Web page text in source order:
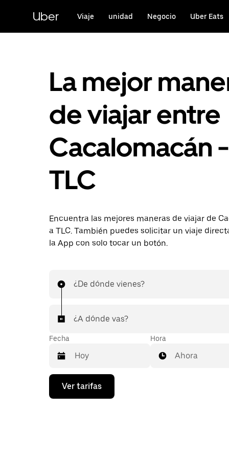
contenido
principal
Uber Viaje unidad Negocio Uber Eats
La mejor
de viajar entre
Cacalomacán -
TLC
Encuentra las mejores maneras de viajar de
a TLC. También puedes solicitar un viaje
la App con solo tocar un botón.
¿De dónde vienes?
¿A dónde vas?
Fecha
Presiona
flecha
Hora
Ahora
Ver tarifas